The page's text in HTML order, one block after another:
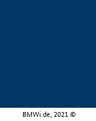
BMWi.de, 2021 ©